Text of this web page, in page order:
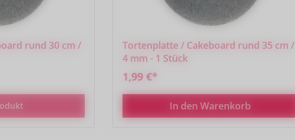
rund 30 cm /
Tortenplatte / Cakeboard rund 35 cm /
4 mm - 1 Stück
1,99 €*
In den Warenkorb